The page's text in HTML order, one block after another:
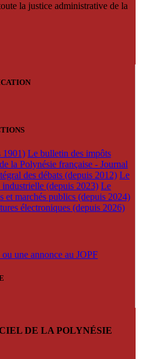
la justice administrative de la
1901) Le bulletin des impôts
la Polynésie française - Journal
des débats (depuis 2012) Le
(depuis 2023) Le
et marchés publics (depuis 2024)
électroniques (depuis 2026)
une annonce au JOPF
DE LA POLYNÉSIE